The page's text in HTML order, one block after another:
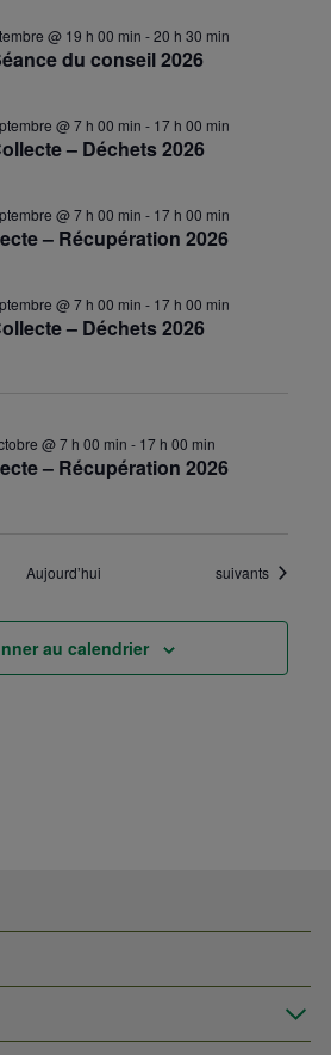
du conseil 2026
@ 19 h 00 min -20 h 30 min
– Déchets 2026
@ 7 h 00 min - 17 h 00 min
– Récupération 2026
@ 7 h 00 min - 17 h 00 min
– Déchets 2026
@ 7 h 00 min - 17 h 00 min
– Récupération 2026
@ 7 h 00 min - 17 h 00 min
Aujourd’hui Évènements
suivants
au calendrier